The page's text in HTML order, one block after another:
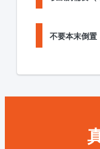
不要本末倒置